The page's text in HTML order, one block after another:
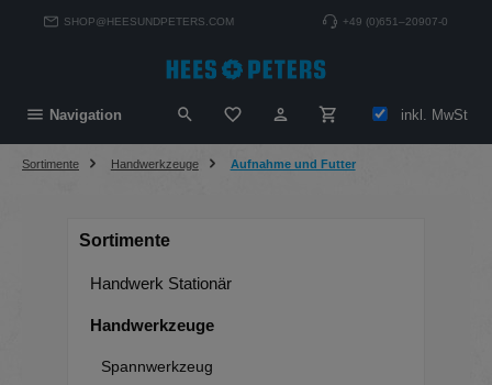
springenSHOP@HEESUNDPETERS.COM +49 (0)651–20907-0
Navigation Du hast 0 Produkte auf deminkl. MwSt
Sortimente Handwerkzeuge Aufnahme und Futter
Sortimente
Handwerk Stationär
Handwerkzeuge
Spannwerkzeug